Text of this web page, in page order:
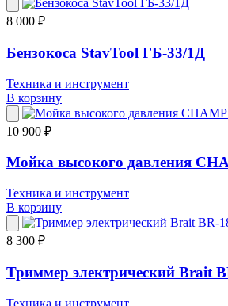
8 000 ₽
Бензокоса StavTool ГБ-33/1Д
Техника и инструмент
В корзину
10 900 ₽
Мойка высокого давления
Техника и инструмент
В корзину
8 300 ₽
Триммер электрический Brait
Техника и инструмент